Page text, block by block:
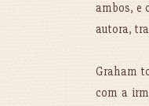
ambos, e
autora,
Graham
com a